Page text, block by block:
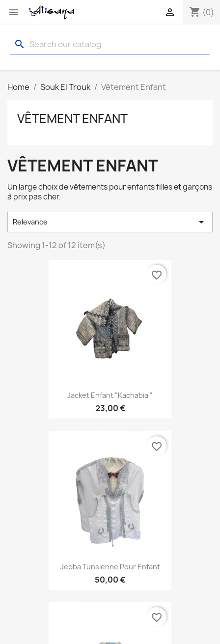
 shopping_cart (0)

search
Home Souk El Trouk Vêtement Enfant
VÊTEMENT ENFANT
VÊTEMENT ENFANT
Un large choix de vêtements pour enfants filles et garçons
à prix pas cher.
Relevance 
Showing 1-12 of 12 item(s)
Jacket Enfant "Kachabia "
23,00 €
favorite_border
Jebba Tunsienne Pour Enfant
50,00 €
favorite_border
favorite_border